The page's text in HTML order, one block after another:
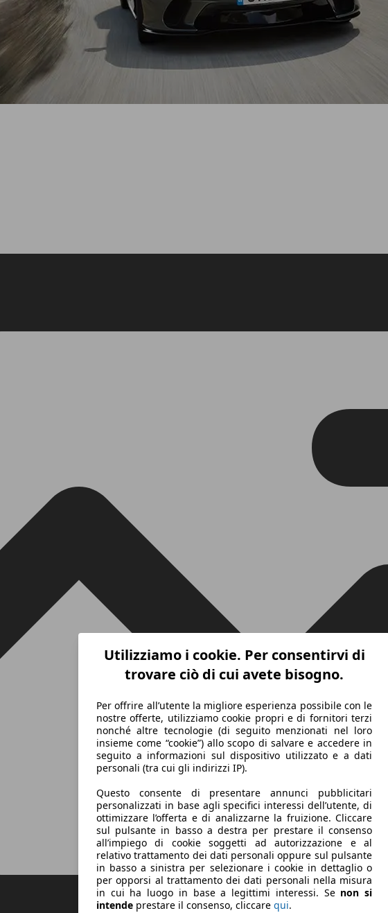
Utilizziamo i cookie. Per consentirvi di
trovare ciò di cui avete bisogno.
Per offrire all’utente la migliore esperienza possibile con le
nostre offerte, utilizziamo cookie propri e di fornitori terzi
nonché altre tecnologie (di seguito menzionati nel loro
insieme come “cookie”) allo scopo di salvare e accedere in
seguito a informazioni sul dispositivo utilizzato e a dati
personali (tra cui gli indirizzi IP).
Questo consente di presentare annunci pubblicitari
personalizzati in base agli specifici interessi dell’utente, di
ottimizzare l’offerta e di analizzarne la fruizione. Cliccare
sul pulsante in basso a destra per prestare il consenso
all’impiego di cookie soggetti ad autorizzazione e al
relativo trattamento dei dati personali oppure sul pulsante
in basso a sinistra per selezionare i cookie in dettaglio o
per opporsi al trattamento dei dati personali nella misura
in cui ha luogo in base a legittimi interessi. Se non si
intende prestare il consenso, cliccare qui.